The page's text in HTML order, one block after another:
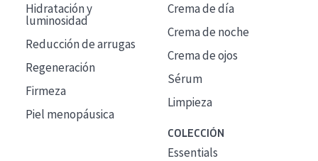
Hidratación y
luminosidad
Reducción de arrugas
Regeneración
Firmeza
Piel menopáusica
Crema de día
Crema de noche
Crema de ojos
Sérum
Limpieza
COLECCIÓN
Essentials